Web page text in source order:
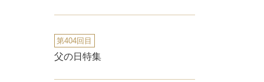
第404回目
父の日特集